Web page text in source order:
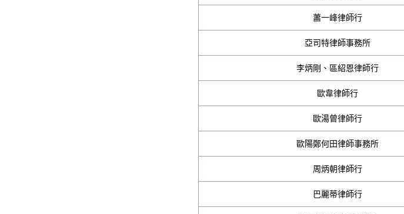
蕭一峰律師行
亞司特律師事務所
李炳剛、區紹恩律師行
歐韋律師行
歐湯曾律師行
歐陽鄭何田律師事務所
周炳朝律師行
巴麗蒂律師行